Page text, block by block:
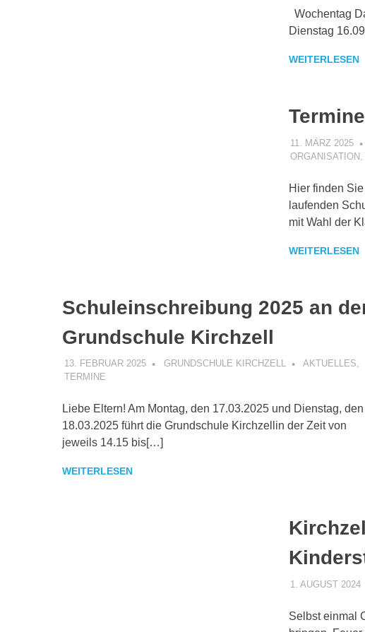
Wochentag
Dienstag
WEITERLESEN
11. MÄRZ 2025
ORGANISATION
Hier finden
laufenden
mit Wahl der
WEITERLESEN
Schuleinschreibung 2025 an
Grundschule Kirchzell
13. FEBRUAR 2025 GRUNDSCHULE KIRCHZELL AKTUELLES,
TERMINE
Liebe Eltern! Am Montag, den 17.03.2025 und Dienstag, den
18.03.2025 führt die Grundschule Kirchzellin der Zeit von
jeweils 14.15 bis[…]
WEITERLESEN
1. AUGUST 2024
Selbst einmal